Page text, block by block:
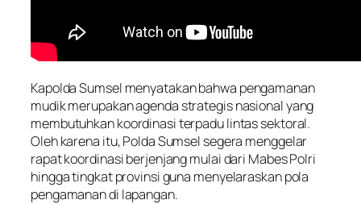
Kapolda Sumsel menyatakan bahwa pengamanan
mudik merupakan agenda strategis nasional yang
membutuhkan koordinasi terpadu lintas sektoral.
Oleh karena itu, Polda Sumsel segera menggelar
rapat koordinasi berjenjang mulai dari Mabes Polri
hingga tingkat provinsi guna menyelaraskan pola
pengamanan di lapangan.